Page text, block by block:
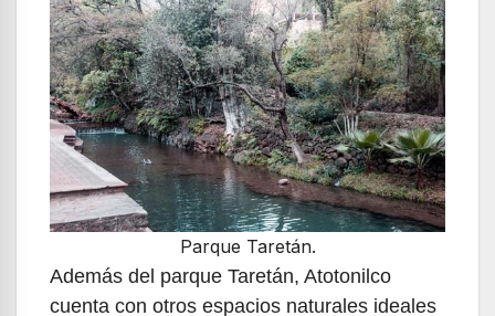
Parque Taretán.
Además del parque Taretán, Atotonilco
cuenta con otros espacios naturales ideales